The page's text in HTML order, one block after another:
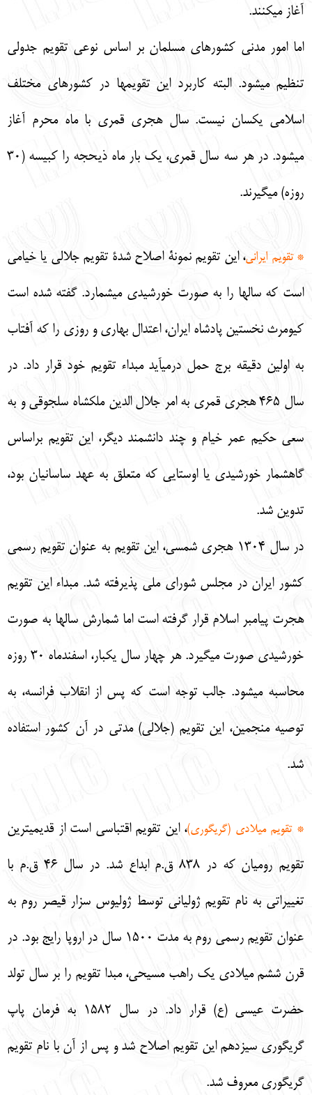
آغاز ميكنند.
اما امور مدني كشورهاي مسلمان بر اساس نوعي تقويم جدولي
تنظيم ميشود. البته كاربرد اين تقويمها در كشورهاي مختلف
اسلامي يكسان نيست. سال هجري قمري با ماه محرم آغاز
ميشود. در هر سه سال قمري، يك بار ماه ذيحجه را كبيسه (30
روزه) ميگيرند.
* تقويم ايراني، اين تقويم نمونة اصلاح شدة تقويم جلالي يا خيامي
است كه سالها را به صورت خورشيدي ميشمارد. گفته شده است
كيومرث نخستين پادشاه ايران، اعتدال بهاري و روزي را كه آفتاب
به اولين دقيقه برج حمل درميآيد مبداء تقويم خود قرار داد. در
سال 465 هجري قمري به امر جلال الدين ملكشاه سلجوقي و به
سعي حكيم عمر خيام و چند دانشمند ديگر، اين تقويم براساس
گاهشمار خورشيدي يا اوستايي كه متعلق به عهد ساسانيان بود،
تدوين شد.
در سال 1304 هجري شمسي، اين تقويم به عنوان تقويم رسمي
كشور ايران در مجلس شوراي ملي پذيرفته شد. مبداء اين تقويم
هجرت پيامبر اسلام قرار گرفته است اما شمارش سالها به صورت
خورشيدي صورت ميگيرد. هر چهار سال يكبار، اسفندماه 30 روزه
محاسبه ميشود. جالب توجه است كه پس از انقلاب فرانسه، به
توصيه منجمين، اين تقويم (جلالي) مدتي در آن كشور استفاده
شد.
* تقويم ميلادي (گريگوري)، اين تقويم اقتباسي است از قديميترين
تقويم روميان كه در 838 ق.م ابداع شد. در سال 46 ق.م با
تغييراتي به نام تقويم ژولياني توسط ژوليوس سزار قيصر روم به
عنوان تقويم رسمي روم به مدت 1500 سال در اروپا رايج بود. در
قرن ششم ميلادي يك راهب مسيحي، مبدا تقويم را بر سال تولد
حضرت عيسي (ع) قرار داد. در سال 1582 به فرمان پاپ
گريگوري سيزدهم اين تقويم اصلاح شد و پس از آن با نام تقويم
گريگوري معروف شد.